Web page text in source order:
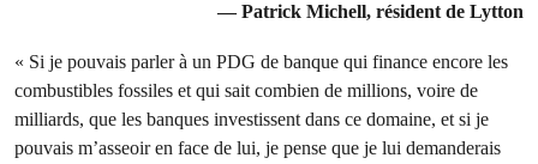
— Patrick Michell, résident de Lytton
« Si je pouvais parler à un PDG de banque qui finance encore les
combustibles fossiles et qui sait combien de millions, voire de
milliards, que les banques investissent dans ce domaine, et si je
pouvais m’asseoir en face de lui, je pense que je lui demanderais